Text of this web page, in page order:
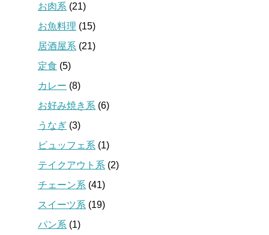
お肉系 (21)
お魚料理 (15)
居酒屋系 (21)
定食 (5)
カレー (8)
お好み焼き系 (6)
うなぎ (3)
ビュッフェ系 (1)
テイクアウト系 (2)
チェーン系 (41)
スイーツ系 (19)
パン系 (1)